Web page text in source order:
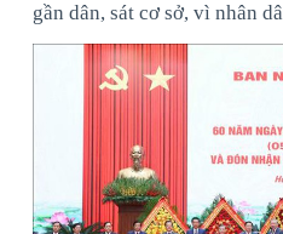
gần dân, sát cơ sở, vì nhân